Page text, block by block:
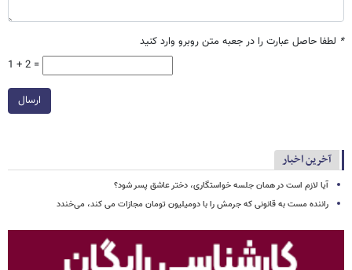
* لطفا حاصل عبارت را در جعبه متن روبرو وارد کنید
1 + 2 =
ارسال
آخرین اخبار
آیا لازم است در همان جلسه خواستگاری، دختر عاشق پسر شود؟
راننده مست به قانونی که جرمش را با دومیلیون تومان مجازات می کند، می‌خندد